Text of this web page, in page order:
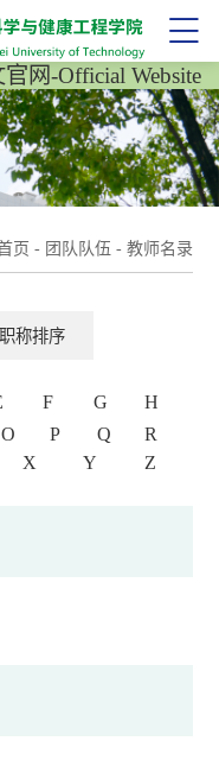
网-Official Website
页 - 团队队伍 - 教师名录
称排序
F G
H
O P Q
R
X Y Z